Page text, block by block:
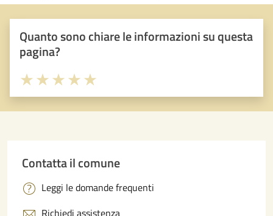
Quanto sono chiare le informazioni su questa
pagina?
Valuta 5 stelle su 5
Valuta 4 stelle su 5
Valuta 3 stelle su 5
Valuta 2 stelle su 5
Valuta 1 stelle su 5
Contatta il comune
Leggi le domande frequenti
Richiedi assistenza